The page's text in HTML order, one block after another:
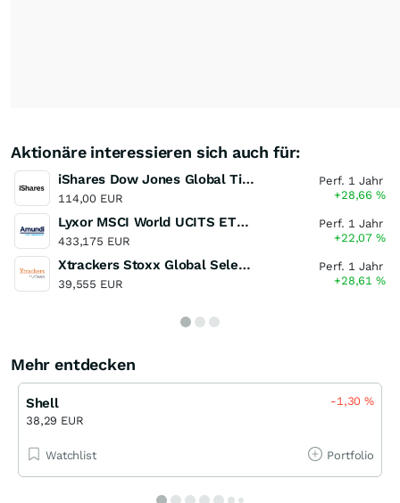
Aktionäre interessieren sich auch für:
iShares Dow Jones Global Titans 50 UCITS ETF (DE)
114,00 EUR
Perf. 1 Jahr
+28,66%
Lyxor MSCI World UCITS ETF - Dist
433,175 EUR
Perf. 1 Jahr
+22,07%
Xtrackers Stoxx Global Select Dividend 100 Swap UCITS ETF
39,555 EUR
Perf. 1 Jahr
+28,61%
Mehr entdecken
Shell
38,29 EUR
-1,30%
Watchlist Portfolio